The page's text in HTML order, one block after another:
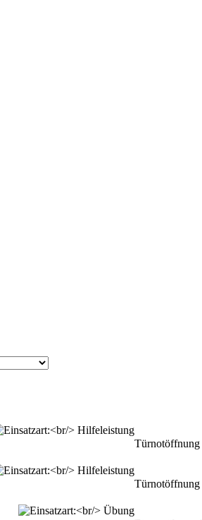
Türnotöffnung
Türnotöffnung